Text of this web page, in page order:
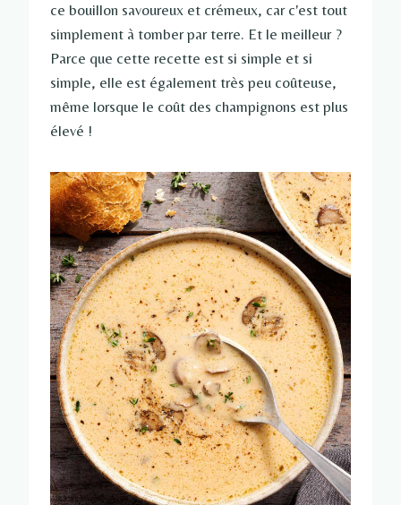
ce bouillon savoureux et crémeux, car c'est tout
simplement à tomber par terre. Et le meilleur ?
Parce que cette recette est si simple et si
simple, elle est également très peu coûteuse,
même lorsque le coût des champignons est plus
élevé !